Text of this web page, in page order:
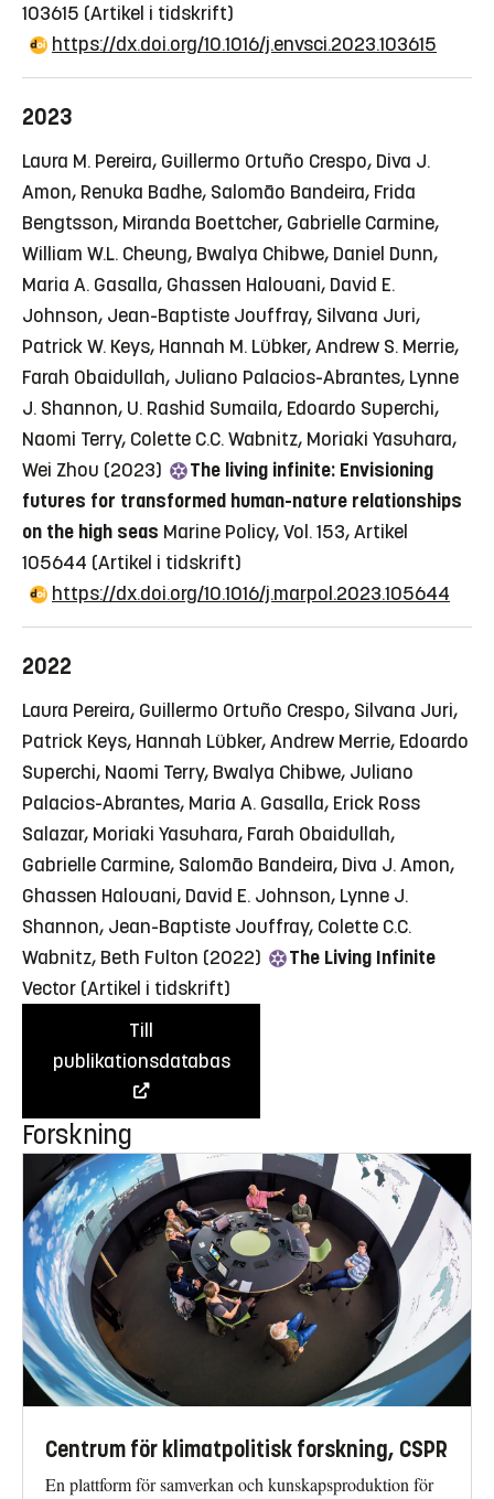
103615 (Artikel i tidskrift)
https://dx.doi.org/10.1016/j.envsci.2023.103615
2023
Laura M. Pereira, Guillermo Ortuño Crespo, Diva J.
Amon, Renuka Badhe, Salomão Bandeira, Frida
Bengtsson, Miranda Boettcher, Gabrielle Carmine,
William W.L. Cheung, Bwalya Chibwe, Daniel Dunn,
Maria A. Gasalla, Ghassen Halouani, David E.
Johnson, Jean-Baptiste Jouffray, Silvana Juri,
Patrick W. Keys, Hannah M. Lübker, Andrew S. Merrie,
Farah Obaidullah, Juliano Palacios-Abrantes, Lynne
J. Shannon, U. Rashid Sumaila, Edoardo Superchi,
Naomi Terry, Colette C.C. Wabnitz, Moriaki Yasuhara,
Wei Zhou (2023)
The living infinite: Envisioning
futures for transformed human-nature relationships
on the high seas Marine Policy, Vol. 153, Artikel
105644 (Artikel i tidskrift)
https://dx.doi.org/10.1016/j.marpol.2023.105644
2022
Laura Pereira, Guillermo Ortuño Crespo, Silvana Juri,
Patrick Keys, Hannah Lübker, Andrew Merrie, Edoardo
Superchi, Naomi Terry, Bwalya Chibwe, Juliano
Palacios-Abrantes, Maria A. Gasalla, Erick Ross
Salazar, Moriaki Yasuhara, Farah Obaidullah,
Gabrielle Carmine, Salomão Bandeira, Diva J. Amon,
Ghassen Halouani, David E. Johnson, Lynne J.
Shannon, Jean-Baptiste Jouffray, Colette C.C.
Wabnitz, Beth Fulton (2022)
The Living Infinite
Vector (Artikel i tidskrift)
Till
publikationsdatabas
Forskning
Centrum för klimatpolitisk forskning, CSPR
En plattform för samverkan och kunskapsproduktion för